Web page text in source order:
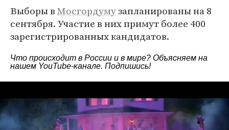
Выборы вМосгордумузапланированы на 8
сентября. Участие в них примут более 400
зарегистрированных кандидатов.
Что происходит в России и в мире? Объясняем на
нашем YouTube-канале. Подпишись!